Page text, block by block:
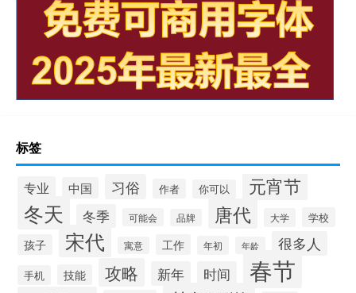
标签
专业 中国 习俗 作者 你可以 元宵节
冬天 冬季 可能会 品牌 唐代 大学 学校
孩子 宋代 寓意 工作 年初 年龄 很多人
手机 技能 攻略 新年 时间 春节